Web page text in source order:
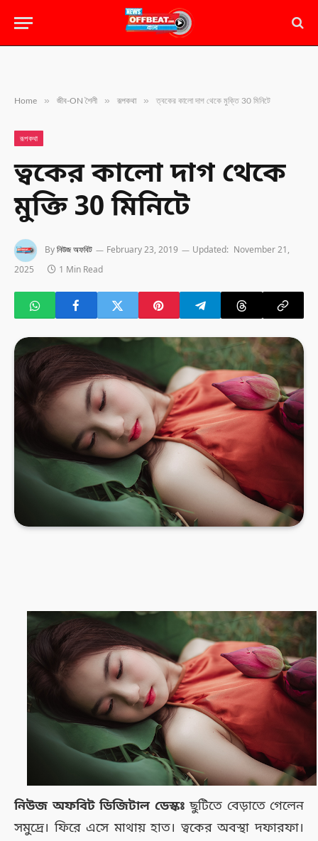
Home » জীব-ON শৈলী » রূপকথা » ত্বকের কালো দাগ থেকে মুক্তি 30 মিনিটে
রূপকথা
ত্বকের কালো দাগ থেকে
মুক্তি 30 মিনিটে
Byনিউজ অফবিট February 23, 2019 Updated: November 21,
2025
1 Min Read
নিউজ অফবিট ডিজিটাল ডেস্কঃ ছুটিতে বেড়াতে গেলেন
সমুদ্রে। ফিরে এসে মাথায় হাত। ত্বকের অবস্থা দফারফা।